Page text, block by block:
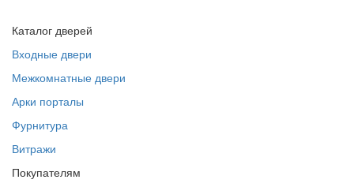
Каталог дверей
Входные двери
Межкомнатные двери
Арки порталы
Фурнитура
Витражи
Покупателям